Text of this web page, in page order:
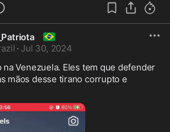
🇧🇷
· Jul 30, 2024
na Venezuela. Eles tem que defender
mãos desse tirano corrupto e